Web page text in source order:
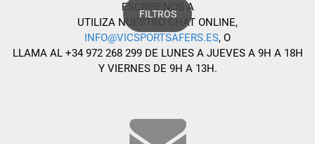
FILTROS
ESCRÍBENOS A
UTILIZA NUESTRO CHAT ONLINE,
INFO@VICSPORTSAFERS.ES, O
LLAMA AL +34 972 268 299 DE LUNES A JUEVES A 9H A 18H
Y VIERNES DE 9H A 13H.